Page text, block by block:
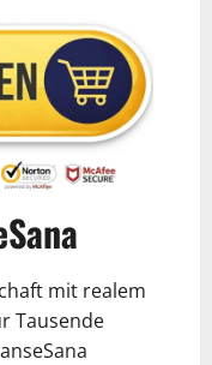
mit realem
Tausende